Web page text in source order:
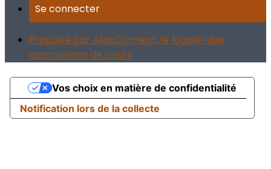
Se connecter
Propulsé par AssoConnect, le logiciel des
associations de Loisirs
Notification lors de la collecte
Vos choix en matière de confidentialité